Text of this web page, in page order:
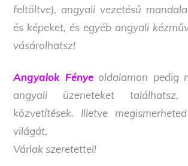
feltöltve), angyali vezetésű
és képeket, és egyéb angyali
vásárolhatsz!
Angyalok Fényeoldalamon pedig
angyali üzeneteket
közvetítések. Illetve
világát.
Várlak szeretettel!